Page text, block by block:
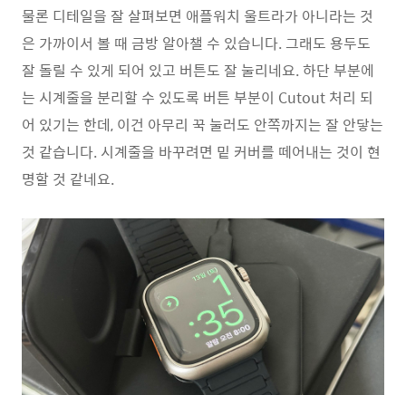
물론 디테일을 잘 살펴보면 애플워치 울트라가 아니라는 것
은 가까이서 볼 때 금방 알아챌 수 있습니다. 그래도 용두도
잘 돌릴 수 있게 되어 있고 버튼도 잘 눌리네요. 하단 부분에
는 시계줄을 분리할 수 있도록 버튼 부분이 Cutout 처리 되
어 있기는 한데, 이건 아무리 꾹 눌러도 안쪽까지는 잘 안닿는
것 같습니다. 시계줄을 바꾸려면 밑 커버를 떼어내는 것이 현
명할 것 같네요.